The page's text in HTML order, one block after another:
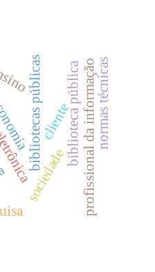
bibliotecas públicasclientebiblioteca públicaprofissional da informaçãonormas técnicas
sociedade